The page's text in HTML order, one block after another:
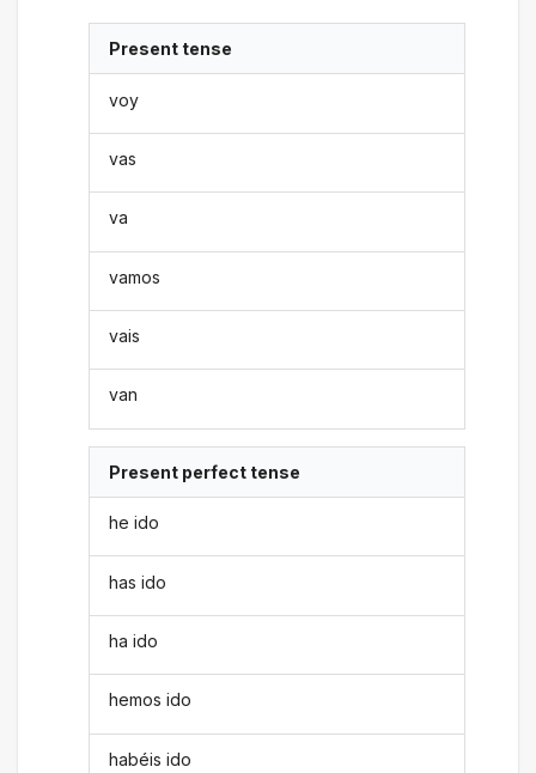
Present tense
voy
vas
va
vamos
vais
van
Present perfect tense
he ido
has ido
ha ido
hemos ido
habéis ido